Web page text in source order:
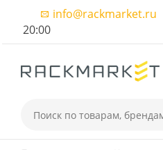
info@rackmarket.ru
20:00